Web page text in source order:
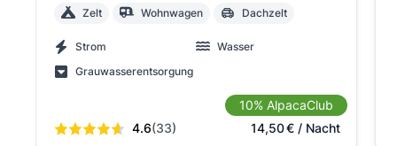
Zelt Wohnwagen Dachzelt
Strom
Wasser
Grauwasserentsorgung
4.6(33)
10% AlpacaClub
14,50€/ Nacht